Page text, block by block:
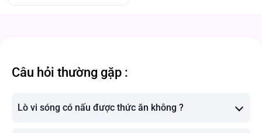
Câu hỏi thường gặp :
Lò vi sóng có nấu được thức ăn không ?